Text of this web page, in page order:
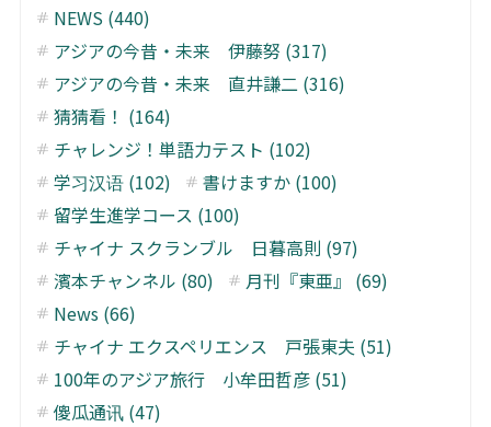
NEWS (440)
アジアの今昔・未来 伊藤努 (317)
アジアの今昔・未来 直井謙二 (316)
猜猜看！ (164)
チャレンジ！単語力テスト (102)
学习汉语 (102)
書けますか (100)
留学生進学コース (100)
チャイナ スクランブル 日暮高則 (97)
濱本チャンネル (80)
月刊『東亜』 (69)
News (66)
チャイナ エクスペリエンス 戸張東夫 (51)
100年のアジア旅行 小牟田哲彦 (51)
傻瓜通讯 (47)